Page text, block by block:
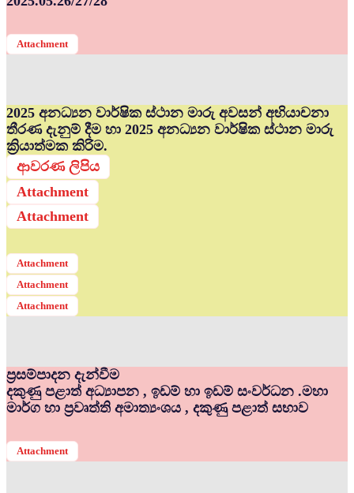
Attachment
2025 අනධ්‍යන වාර්ෂික ස්ථාන මාරු අවසන් අභියාචනා
තීරණ දැනුම් දීම හා 2025 අනධ්‍යන වාර්ෂික ස්ථාන මාරු
ක්‍රියාත්මක කිරිම.
ආවරණ ලිපිය
Attachment
Attachment
Attachment
Attachment
Attachment
ප්‍රසම්පාදන දැන්වීම
දකුණු පළාත් අධ්‍යාපන , ඉඩම් හා ඉඩම් සංවර්ධන .මහා
මාර්ග හා ප්‍රවෘත්ති අමාත්‍යංශය , දකුණු පළාත් සභාව
Attachment